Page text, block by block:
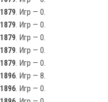
1879. Игр — 0.
1879. Игр — 0.
1879. Игр — 0.
1879. Игр — 0.
1879. Игр — 0.
1896. Игр — 8.
1896. Игр — 0.